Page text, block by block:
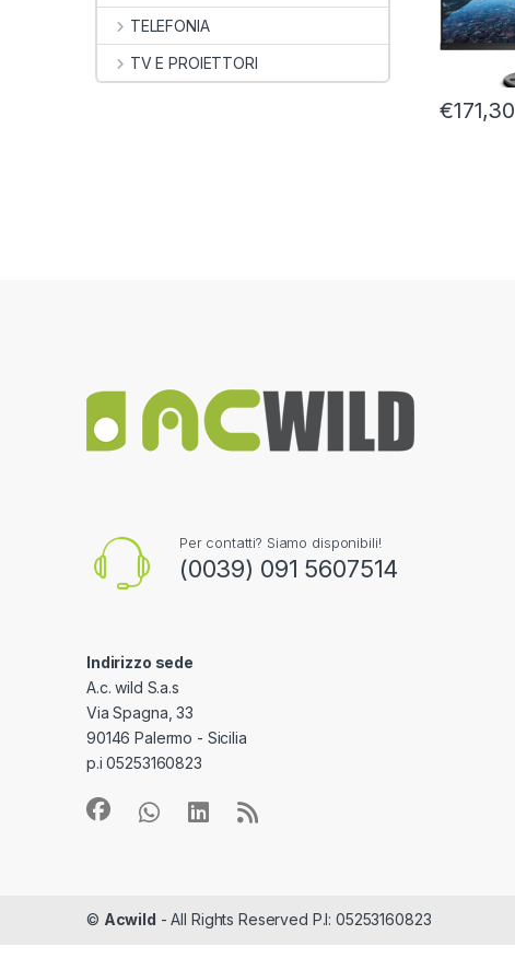
€171,30
TELEFONIA
TV E PROIETTORI
Per contatti? Siamo disponibili!
(0039) 091 5607514
Indirizzo sede
A.c. wild S.a.s
Via Spagna, 33
90146 Palermo - Sicilia
p.i 05253160823
© Acwild - All Rights Reserved P.I: 05253160823